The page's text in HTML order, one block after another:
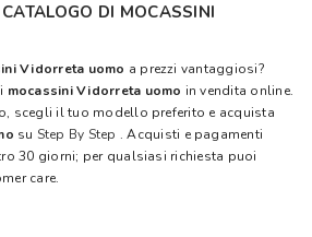
DI MOCASSINI
Vidorreta uomo a prezzi vantaggiosi?
mocassini Vidorreta uomo in vendita online.
scegli il tuo modello preferito e acquista
su Step By Step . Acquisti e pagamenti
30 giorni; per qualsiasi richiesta puoi
care.